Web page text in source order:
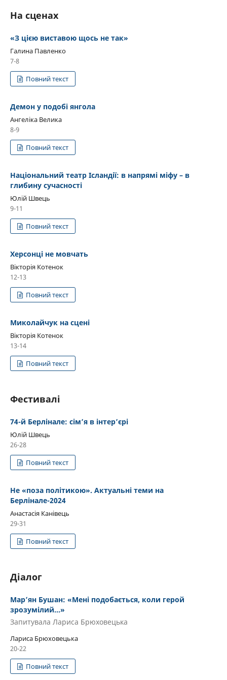
На сценах
«З цією виставою щось не так»
Галина Павленко
7-8
Повний текст
Демон у подобі янгола
Ангеліка Велика
8-9
Повний текст
Національний театр Ісландії: в напрямі міфу – в
глибину сучасності
Юлій Швець
9-11
Повний текст
Херсонці не мовчать
Вікторія Котенок
12-13
Повний текст
Миколайчук на сцені
Вікторія Котенок
13-14
Повний текст
Фестивалі
74-й Берлінале: сім’я в інтер’єрі
Юлій Швець
26-28
Повний текст
Не «поза політикою». Актуальні теми на
Берлінале-2024
Анастасія Канівець
29-31
Повний текст
Діалог
Мар’ян Бушан: «Мені подобається, коли герой
зрозумілий...»
Запитувала Лариса Брюховецька
Лариса Брюховецька
20-22
Повний текст